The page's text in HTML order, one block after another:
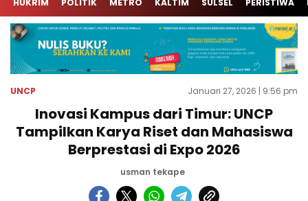
HUKRIM POLITIK METRO KALTIM SULSEL PERISTIWA
UNCP Januari 27, 2026 | 9:56 pm
Inovasi Kampus dari Timur: UNCP
Tampilkan Karya Riset dan Mahasiswa
Berprestasi di Expo 2026
usman tekape